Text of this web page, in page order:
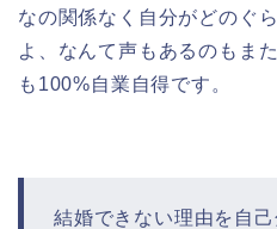
なの関係なく自分がどのぐ
よ、なんて声もあるのもま
も100%自業自得です。
結婚できない理由を自